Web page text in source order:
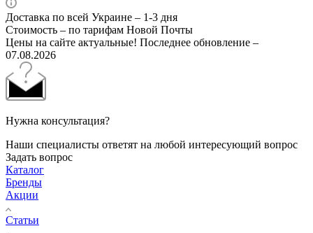
Доставка по всей Украине – 1-3 дня
Стоимость – по тарифам Новой Почты
Цены на сайте актуальные! Последнее обновление –
07.08.2026
Нужна консультация?
Наши специалисты ответят на любой интересующий вопрос
Задать вопрос
Каталог
Бренды
Акции
Статьи